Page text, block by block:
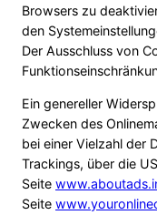
Browsers zu
den
Der Ausschluss von
Ein genereller
Zwecken des
bei einer Vielzahl der
Trackings, über die
Seite
Seite